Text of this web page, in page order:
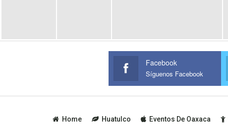
Facebook
Síguenos Facebook
Home Huatulco Eventos De Oaxaca